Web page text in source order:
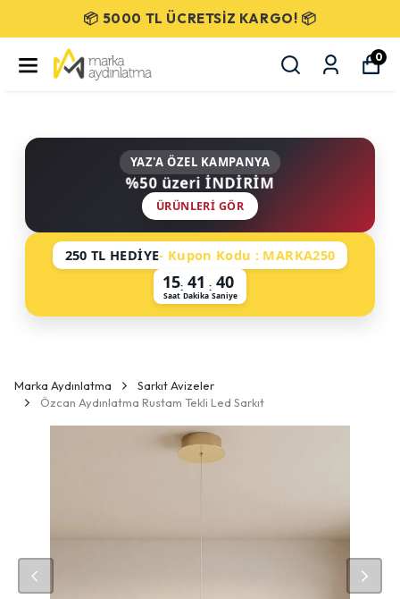
SEÇİLİ ÜRÜNLERDE %50 İNDİRİM!
0
YAZ'A ÖZEL KAMPANYA
%50 üzeri İNDİRİM
ÜRÜNLERI GÖR
250 TL HEDİYE- Kupon Kodu : MARKA250
15
Saat
: 41
Dakika
: 40
Saniye
Marka Aydınlatma
Sarkıt Avizeler
Özcan Aydınlatma Rustam Tekli Led Sarkıt